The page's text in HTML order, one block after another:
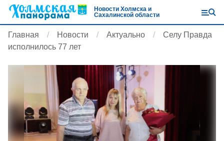
Новости Холмска и
Сахалинской области
Главная Новости Актуально
Селу Правда
исполнилось 77 лет